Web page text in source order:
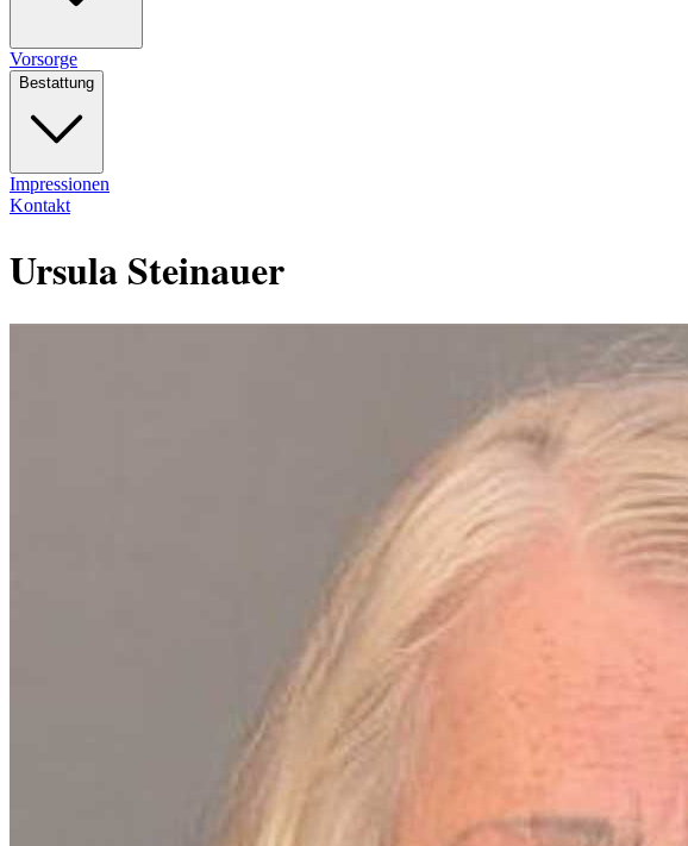
Vorsorge
Bestattung
Impressionen
Kontakt
Ursula Steinauer